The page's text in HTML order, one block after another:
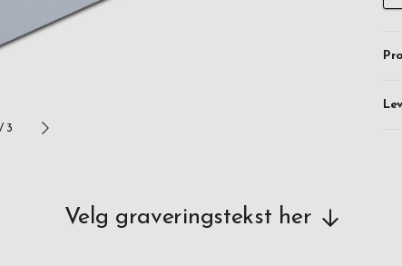
3
Velg graveringstekst her